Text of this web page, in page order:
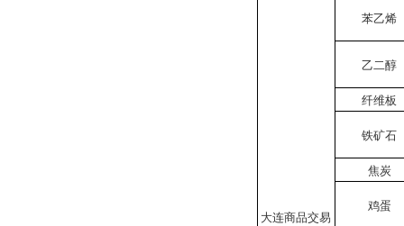
大连商品交易
苯乙烯
乙二醇
纤维板
铁矿石
焦炭
鸡蛋